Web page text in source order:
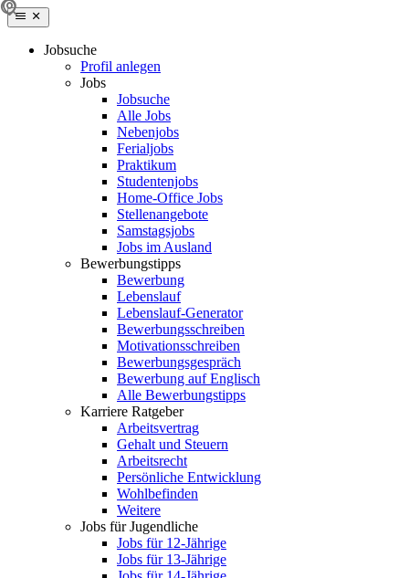
Jobsuche
Profil anlegen
Jobs
Jobsuche
Alle Jobs
Nebenjobs
Ferialjobs
Praktikum
Studentenjobs
Home-Office Jobs
Stellenangebote
Samstagsjobs
Jobs im Ausland
Bewerbungstipps
Bewerbung
Lebenslauf
Lebenslauf-Generator
Bewerbungsschreiben
Motivationsschreiben
Bewerbungsgespräch
Bewerbung auf Englisch
Alle Bewerbungstipps
Karriere Ratgeber
Arbeitsvertrag
Gehalt und Steuern
Arbeitsrecht
Persönliche Entwicklung
Wohlbefinden
Weitere
Jobs für Jugendliche
Jobs für 12-Jährige
Jobs für 13-Jährige